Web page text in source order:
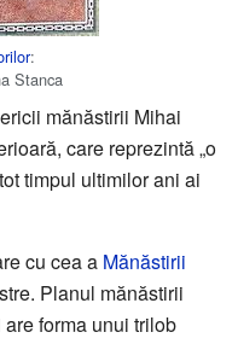
:
Stanca
mănăstirii Mihai
care reprezintă „o
timpul ultimilor ani ai
cu cea a Mănăstirii
Planul mănăstirii
forma unui trilob